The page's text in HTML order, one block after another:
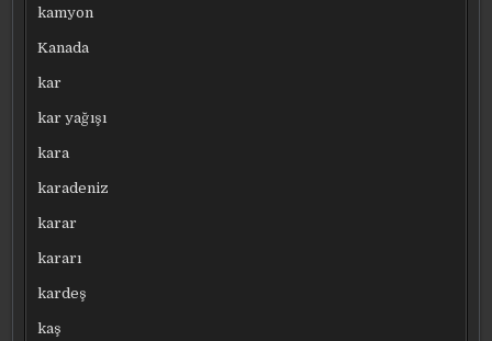
kamyon
Kanada
kar
kar yağışı
kara
karadeniz
karar
kararı
kardeş
kaş